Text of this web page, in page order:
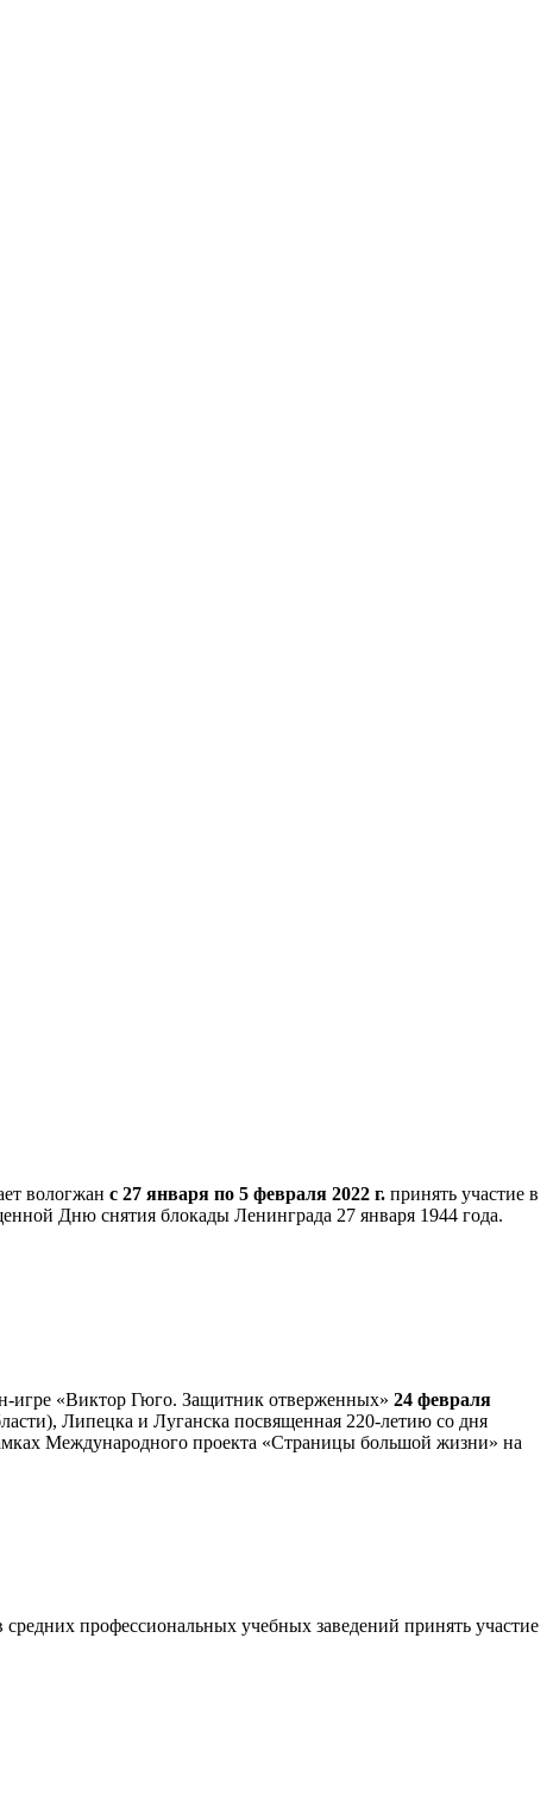
вологжан с 27 января по 5 февраля 2022 г. принять участие в
Дню снятия блокады Ленинграда 27 января 1944 года.
игре «Виктор Гюго. Защитник отверженных» 24 февраля
Липецка и Луганска посвященная 220-летию со дня
Международного проекта «Страницы большой жизни» на
профессиональных учебных заведений принять участие